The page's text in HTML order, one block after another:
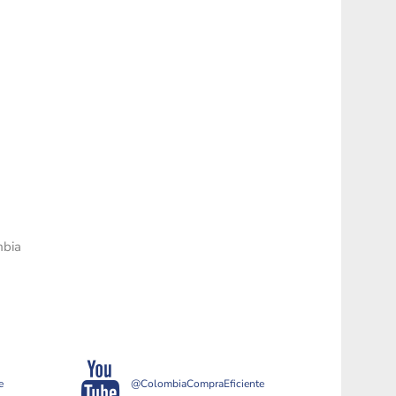
@ColombiaCompraEficiente